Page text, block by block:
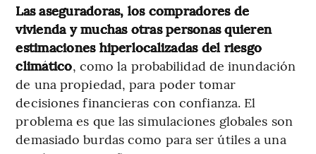
Las aseguradoras, los compradores de
vivienda y muchas otras personas quieren
estimaciones hiperlocalizadas del riesgo
climático, como la probabilidad de inundación
de una propiedad, para poder tomar
decisiones financieras con confianza. El
problema es que las simulaciones globales son
demasiado burdas como para ser útiles a una